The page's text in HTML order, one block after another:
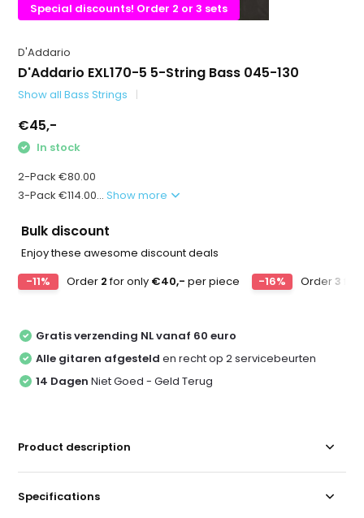
Special discounts! Order 2 or 3 sets
D'Addario
D'Addario EXL170-5 5-String Bass 045-130
Show all Bass Strings
€45,-
In stock
2-Pack €80.00
3-Pack €114.00...Show more
Bulk discount
Enjoy these awesome discount deals
-11%
Order 2for only €40,- per piece -16% Order3
Gratis verzending NL vanaf 60 euro
Alle gitaren afgesteld en recht op 2 servicebeurten
14 Dagen Niet Goed - Geld Terug
Product description
Specifications